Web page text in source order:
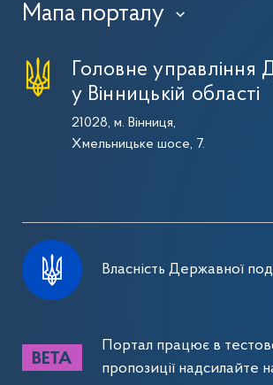
Мапа порталу ›
Головне управління
у Вінницькій області
21028, м. Вінниця,
Хмельницьке шосе, 7.
Власність Державної
Портал працює в
пропозиції надсилайте